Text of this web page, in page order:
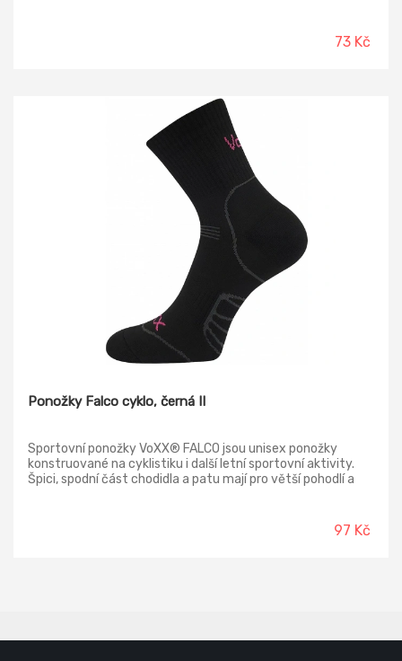
nehrozí, že ponožka bude tlačit. Slabé ponožky v pestrých
73 Kč
Ponožky Falco cyklo, černá II
Sportovní ponožky VoXX® FALCO jsou unisex ponožky
konstruované na cyklistiku i další letní sportovní aktivity.
Špici, spodní část chodidla a patu mají pro větší pohodlí a
ponožek v obuvi. Prodyšné zóny odvádí vlhkost od pokožky.
97 Kč